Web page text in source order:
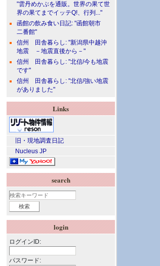
"雲丹めかぶを通販。世界の果て世
界の果てまでイッテQ!、行列..."
函館の飲み食い日記: "函館朝市
二番館"
信州 田舎暮らし: "新潟県中越沖
地震 －地震直後から－"
信州 田舎暮らし: "北信/今も地震
です"
信州 田舎暮らし: "北信/強い地震
がありました"
Links
旧・現地調査日記
Nucleus JP
search
login
ログインID:
パスワード: